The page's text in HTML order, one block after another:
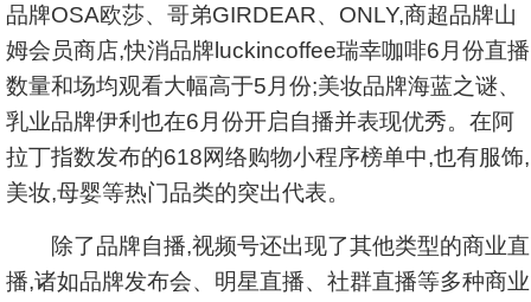
品牌OSA欧莎、哥弟GIRDEAR、ONLY,商超品牌山
姆会员商店,快消品牌luckincoffee瑞幸咖啡6月份直播
数量和场均观看大幅高于5月份;美妆品牌海蓝之谜、
乳业品牌伊利也在6月份开启自播并表现优秀。在阿
拉丁指数发布的618网络购物小程序榜单中,也有服饰,
美妆,母婴等热门品类的突出代表。
除了品牌自播,视频号还出现了其他类型的商业直
播,诸如品牌发布会、明星直播、社群直播等多种商业